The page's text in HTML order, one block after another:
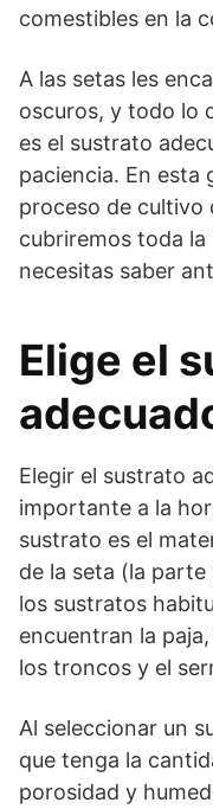
comestibles en la
A las setas les
oscuros, y todo lo
es el sustrato
paciencia. En esta
proceso de cultivo
cubriremos toda
necesitas saber
Elige el
Elegir el sustrato
importante a la
sustrato es el
de la seta (la
los sustratos
encuentran la
los troncos y el
Al seleccionar un
que tenga la
porosidad y